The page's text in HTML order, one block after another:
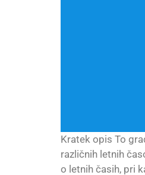
Kratek opis To
različnih letnih
o letnih časih, pri